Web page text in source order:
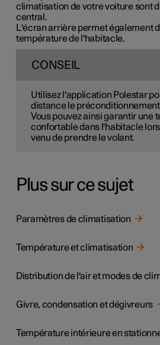
climatisation de votre voiture sont
central.
L'écran arrière permet également
température de l'habitacle.
CONSEIL
Utilisez l'application Polestar
distance le
Vous pouvez ainsi garantir une
confortable dans l'habitacle
venu de prendre le volant.
Plus sur ce sujet
Paramètres de climatisation
Température et climatisation
Distribution de l'air et modes de
Givre, condensation et dégivreurs
Température intérieure en